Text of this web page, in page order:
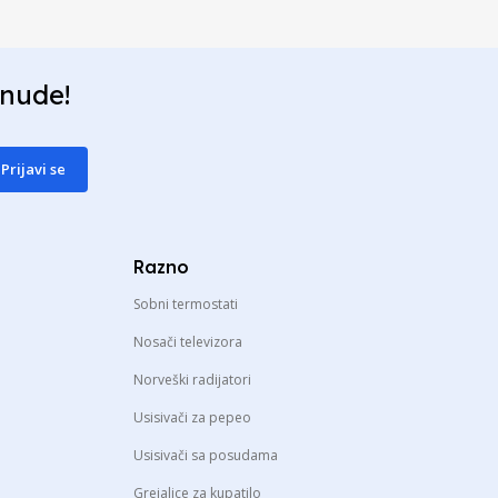
Prijavi se
Razno
Sobni termostati
Nosači televizora
Norveški radijatori
Usisivači za pepeo
Usisivači sa posudama
Grejalice za kupatilo